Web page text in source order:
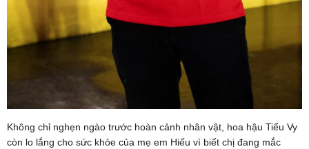
Không chỉ nghẹn ngào trước hoàn cảnh nhân vật, hoa hậu Tiểu Vy
còn lo lắng cho sức khỏe của mẹ em Hiếu vì biết chị đang mắc